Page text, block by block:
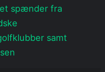
spænder fra
samt